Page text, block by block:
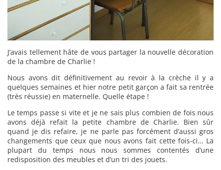
J’avais tellement hâte de vous partager la nouvelle décoration
de la chambre de Charlie !
Nous avons dit définitivement au revoir à la crèche il y a
quelques semaines et hier notre petit garçon a fait sa rentrée
(très réussie) en maternelle. Quelle étape !
Le temps passe si vite et je ne sais plus combien de fois nous
avons déjà refait la petite chambre de Charlie. Bien sûr
quand je dis refaire, je ne parle pas forcément d’aussi gros
changements que ceux que nous avons fait cette fois-ci… La
plupart du temps nous nous sommes contentés d’une
redisposition des meubles et d’un tri des jouets.